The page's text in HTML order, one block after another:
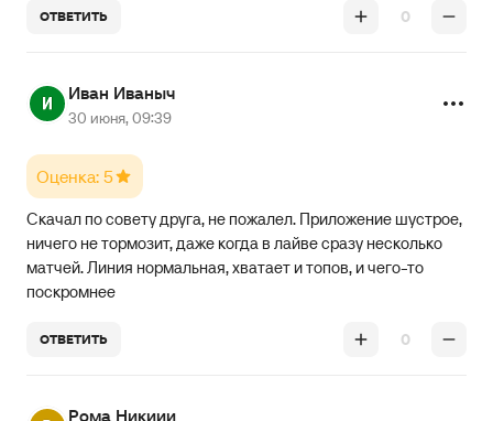
ОТВЕТИТЬ 0
Иван Иваныч
30 июня, 09:39
Оценка: 5
Скачал по совету друга, не пожалел. Приложение шустрое,
ничего не тормозит, даже когда в лайве сразу несколько
матчей. Линия нормальная, хватает и топов, и чего-то
поскромнее
ОТВЕТИТЬ 0
Рома Никиии